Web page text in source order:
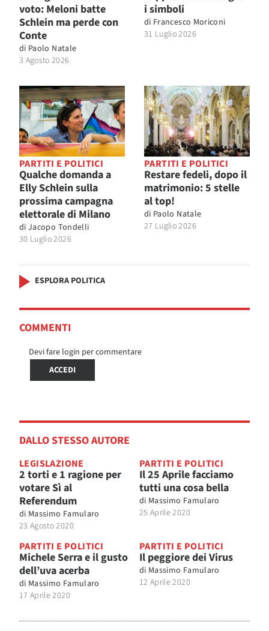
voto: Meloni batte
Schlein ma perde con
Conte
di Paolo Natale
3 Agosto 2026
i simboli
di Francesco Moriconi
31 Luglio 2026
PARTITI E POLITICI
Qualche domanda a
Elly Schlein sulla
prossima campagna
elettorale di Milano
di Jacopo Tondelli
30 Luglio 2026
PARTITI E POLITICI
Restare fedeli, dopo il
matrimonio: 5 stelle
al top!
di Paolo Natale
27 Luglio 2026
ESPLORA POLITICA
COMMENTI
Devi fare login per commentare
ACCEDI
DALLO STESSO AUTORE
LEGISLAZIONE
2 torti e 1 ragione per
votare Sì al
Referendum
di Massimo Famularo
23 Agosto 2020
PARTITI E POLITICI
Il 25 Aprile facciamo
tutti una cosa bella
di Massimo Famularo
25 Aprile 2020
PARTITI E POLITICI
Michele Serra e il gusto
dell’uva acerba
di Massimo Famularo
17 Aprile 2020
PARTITI E POLITICI
Il peggiore dei Virus
di Massimo Famularo
12 Aprile 2020